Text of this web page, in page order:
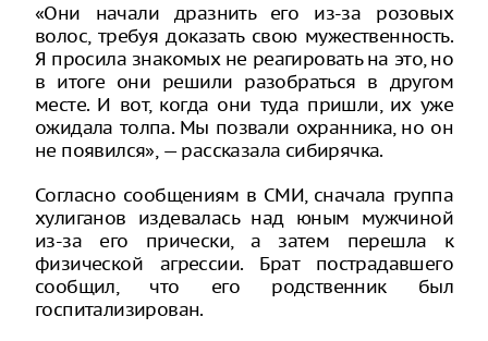
«Они начали дразнить его из-за розовых
волос, требуя доказать свою мужественность.
Я просила знакомых не реагировать на это, но
в итоге они решили разобраться в другом
месте. И вот, когда они туда пришли, их уже
ожидала толпа. Мы позвали охранника, но он
не появился», — рассказала сибирячка.
Согласно сообщениям в СМИ, сначала группа
хулиганов издевалась над юным мужчиной
из-за его прически, а затем перешла к
физической агрессии. Брат пострадавшего
сообщил, что его родственник был
госпитализирован.